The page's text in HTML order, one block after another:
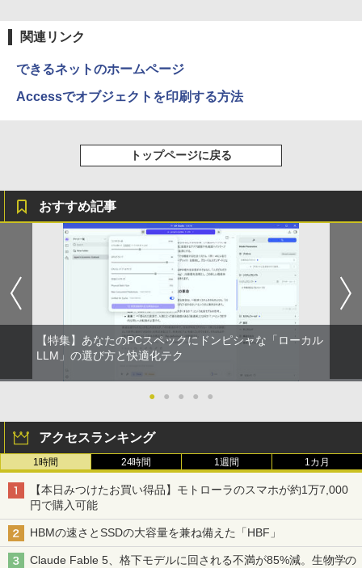
関連リンク
できるネットのホームページ
Accessでオブジェクトを印刷する方法
トップページに戻る
おすすめ記事
【特集】あなたのPCスペックにドンピシャな「ローカル
LLM」の選び方と快適化テク
● ● ● ● ●
アクセスランキング
1時間 24時間 1週間 1カ月
【本日みつけたお買い得品】モトローラのスマホが約1万7,000
円で購入可能
HBMの速さとSSDの大容量を兼ね備えた「HBF」
Claude Fable 5、格下モデルに回される不満が85%減。生物学の